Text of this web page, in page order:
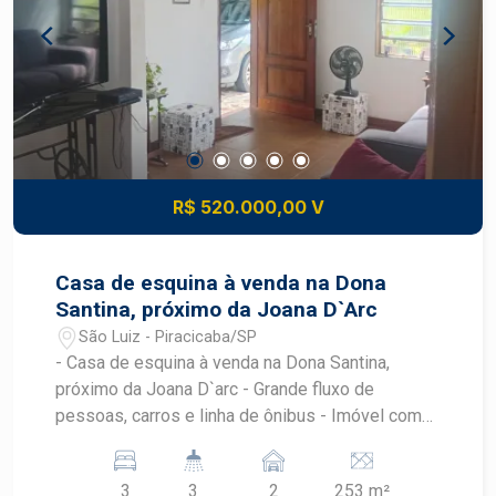
R$ 520.000,00 V
Casa de esquina à venda na Dona
Santina, próximo da Joana D`Arc
São Luiz - Piracicaba/SP
- Casa de esquina à venda na Dona Santina,
próximo da Joana D`arc - Grande fluxo de
pessoas, carros e linha de ônibus - Imóvel com
- A residência possuí duas casas, sendo a
3 3 2 253 m²